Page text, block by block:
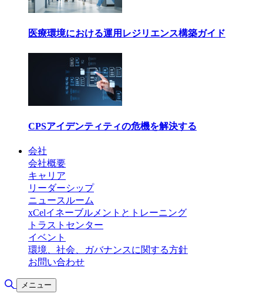
医療環境における運用レジリエンス構築ガイド
CPSアイデンティティの危機を解決する
会社
会社概要
キャリア
リーダーシップ
ニュースルーム
xCelイネーブルメントとトレーニング
トラストセンター
イベント
環境、社会、ガバナンスに関する方針
お問い合わせ
検索の切り替え
メニュー